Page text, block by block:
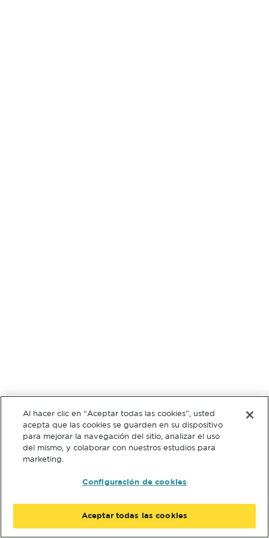
Al hacer clic en “Aceptar todas las cookies”, usted
acepta que las cookies se guarden en su dispositivo
para mejorar la navegación del sitio, analizar el uso
del mismo, y colaborar con nuestros estudios para
marketing.
Configuración de cookies
Aceptar todas las cookies